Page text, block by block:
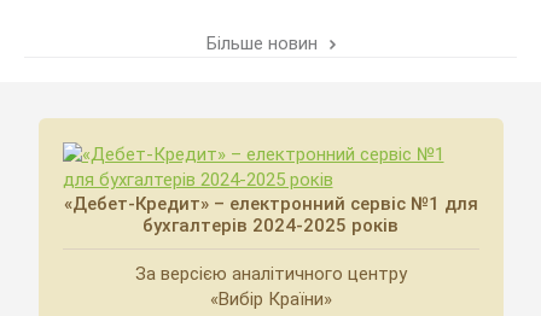
Більше новин
«Дебет-Кредит» – електронний сервіс №1 для
бухгалтерів 2024-2025 років
За версією аналітичного центру
«Вибір Країни»